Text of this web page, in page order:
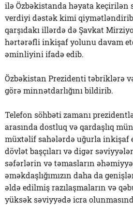
ilə Özbəkistanda həyata keçirilən
verdiyi dəstək kimi qiymətləndirib
qarşıdakı illərdə də Şavkat
hərtərəfli inkişaf yolunu davam
əminliyini ifadə edib.
Özbəkistan Prezidenti təbriklərə
görə minnətdarlığını bildirib.
Telefon söhbəti zamanı
arasında dostluq və qardaşlıq
müxtəlif sahələrdə uğurla inkişaf
dövlət başçıları və digər
səfərlərin və təmasların
əməkdaşlığımızın daha da
əldə edilmiş razılaşmaların və
yüksək səviyyədə icra